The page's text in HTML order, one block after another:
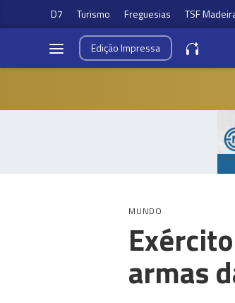
D7 Turismo Freguesias TSF
EdiçãoImpressa
MUNDO
armas